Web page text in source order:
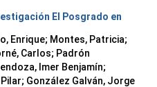
El Posgrado en
Enrique; Montes, Patricia;
Carlos; Padrón
Imer Benjamín;
; González Galván, Jorge